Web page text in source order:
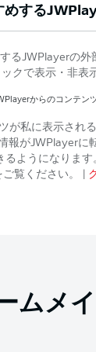
めする
るJWPlayerの外
クで表示・非表
からのコンテン
が私に表示され
報がJWPlayerに
るようになります
ご覧ください。
ムメ